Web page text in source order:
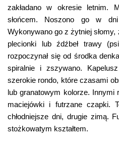
zakładano w okresie letnim.
słońcem. Noszono go w
Wykonywano go z żytniej
plecionki lub źdźbeł trawy
rozpoczynał się od środka
spiralnie i zszywano.
szerokie rondo, które czasami
lub granatowym kolorze. Innymi
maciejówki i futrzane czapki.
chłodniejsze dni, drugie zimą.
stożkowatym kształtem.